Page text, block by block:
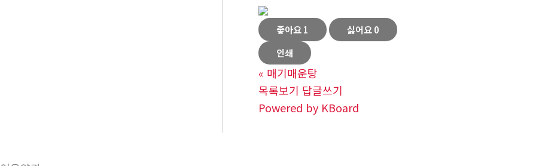
좋아요1 싫어요0
인쇄
« 매기매운탕
목록보기 답글쓰기
Powered by KBoard